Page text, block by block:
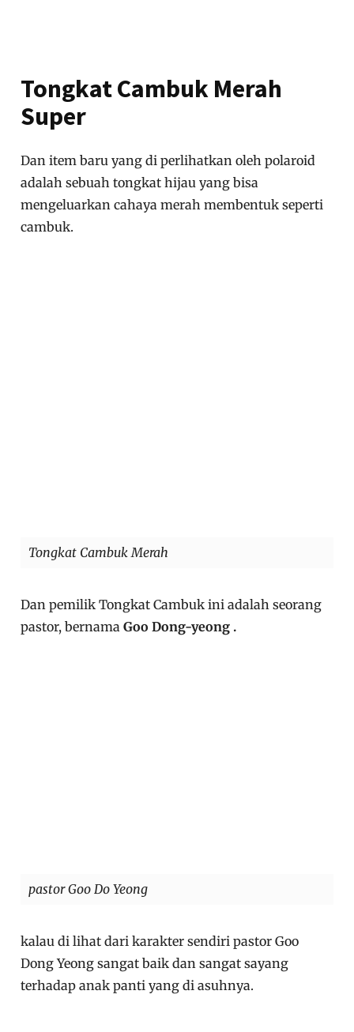
Tongkat Cambuk Merah
Super
Dan item baru yang di perlihatkan oleh polaroid
adalah sebuah tongkat hijau yang bisa
mengeluarkan cahaya merah membentuk seperti
cambuk.
Tongkat Cambuk Merah
Dan pemilik Tongkat Cambuk ini adalah seorang
pastor, bernamaGoo Dong-yeong .
pastor Goo Do Yeong
kalau di lihat dari karakter sendiri pastor Goo
Dong Yeong sangat baik dan sangat sayang
terhadap anak panti yang di asuhnya.